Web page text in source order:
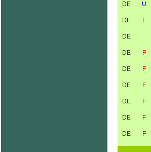
DE U
DE F
DE
DE F
DE F
DE F
DE F
DE F
DE F